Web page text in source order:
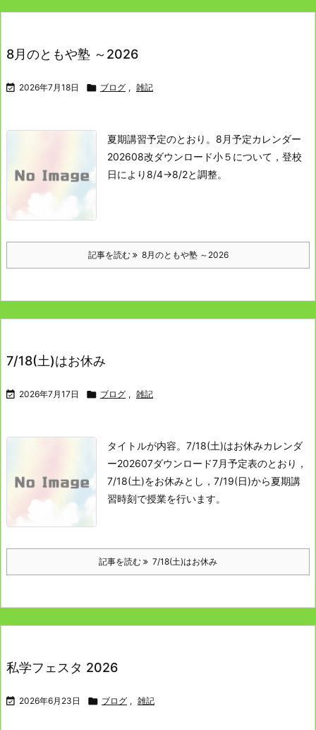
8月のともや塾 ～2026
 2026年7月18日  ブログ , 雑記
夏期講習予定のとおり。 8月予定カレンダー
202608改ダウンロード小５について，登校
日により8/4→8/2と調整。
記事を読む 8月のともや塾 ～2026
7/18(土)はお休み
 2026年7月17日  ブログ , 雑記
タイトルが内容。 7/18(土)はお休みカレンダ
ー202607ダウンロード7月予定表のとおり，
7/18(土)をお休みとし，7/19(日)から夏期講
習時刻で授業を行います。
記事を読む 7/18(土)はお休み
私学フェスタ 2026
 2026年6月23日  ブログ , 雑記